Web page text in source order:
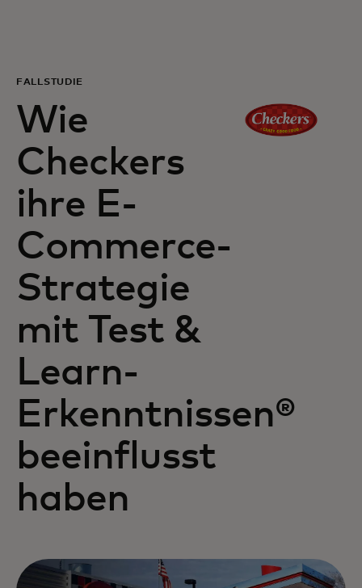
Für Unternehmen
Für die Welt
Für Innovatoren
Neuigkeiten und Trends
FALLSTUDIE
Wie
Checkers
ihre E-
Commerce-
Strategie
mit Test &
Learn-
Erkenntnissen®
beeinflusst
haben